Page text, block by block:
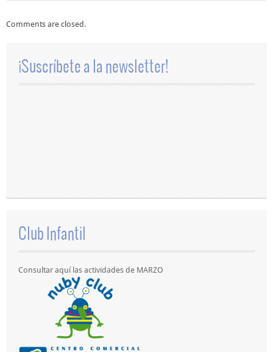
Comments are closed.
¡Suscríbete a la newsletter!
Club Infantil
Consultar aquí las actividades de MARZO